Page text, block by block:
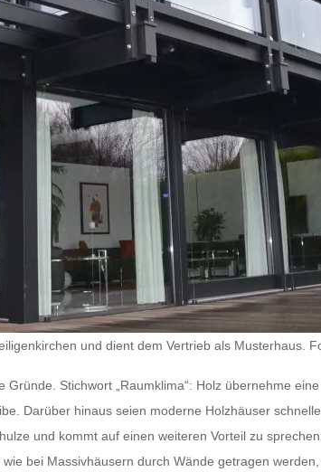
und dient dem Vertrieb als Musterhaus.
Stichwort „Raumklima“: Holz übernehme
Darüber hinaus seien moderne Holzhäuser
und kommt auf einen weiteren Vorteil zu
bei Massivhäusern durch Wände getragen